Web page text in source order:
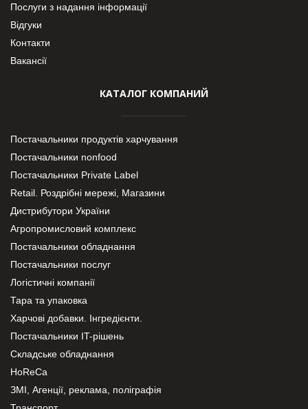
Послуги з надання інформації
Відгуки
Контакти
Вакансії
КАТАЛОГ КОМПАНИЙ
Постачальники продуктів харчування
Постачальники nonfood
Постачальники Private Label
Retail. Роздрібні мережі, Магазини
Дистрибутори України
Агропромисловий комплекс
Постачальники обладнання
Постачальники послуг
Логістичні компанії
Тара та упаковка
Харчові добавки. Інгредієнти.
Постачальники IT-рішень
Складське обладнання
HoReCa
ЗМІ, Агенції, реклама, поліграфія